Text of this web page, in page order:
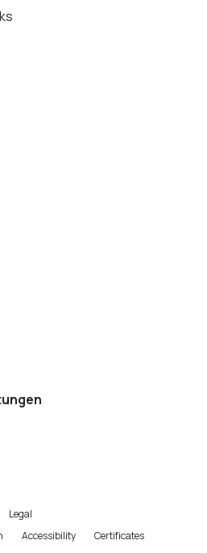
Legal
Accessibility
Certificates